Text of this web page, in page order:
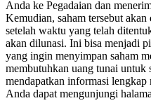
Anda ke Pegadaian dan
Kemudian, saham tersebut
setelah waktu yang telah
akan dilunasi. Ini bisa menjadi
yang ingin menyimpan saham
membutuhkan uang tunai untuk
mendapatkan informasi lengkap
Anda dapat mengunjungi